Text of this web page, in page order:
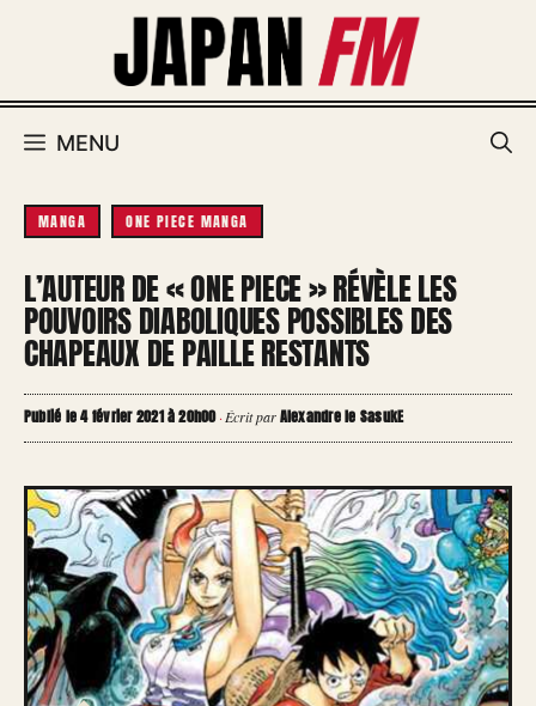
MENU
MANGA ONE PIECE MANGA
L’AUTEUR DE « ONE PIECE » RÉVÈLE LES
POUVOIRS DIABOLIQUES POSSIBLES DES
CHAPEAUX DE PAILLE RESTANTS
Publié le 4 février 2021 à 20h00 · Écrit parAlexandre le SasukE